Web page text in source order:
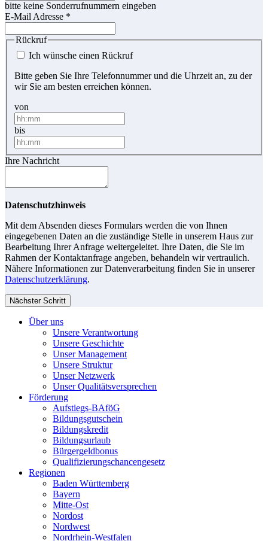
bitte keine Sonderrufnummern eingeben
E-Mail Adresse *
Rückruf
Ich wünsche einen Rückruf
Bitte geben Sie Ihre Telefonnummer und die Uhrzeit an, zu der
wir Sie am besten erreichen können.
von
bis
Ihre Nachricht
Datenschutzhinweis
Mit dem Absenden dieses Formulars werden die von Ihnen
eingegebenen Daten an die zuständige Stelle in unserem Haus zur
Bearbeitung Ihrer Anfrage weitergeleitet. Ihre Daten, die Sie im
Rahmen der Kontaktanfrage angeben, behandeln wir vertraulich.
Nähere Informationen zur Datenverarbeitung finden Sie in unserer
Datenschutzerklärung.
Nächster Schritt
Über uns
Unsere Verantwortung
Unsere Geschichte
Unser Management
Unsere Struktur
Unser Netzwerk
Unser Qualitätsversprechen
Förderung
Aufstiegs-BAföG
Bildungsgutschein
Bildungskredit
Bildungsurlaub
Bürgergeldbonus
Qualifizierungschancengesetz
Regionen
Baden Württemberg
Bayern
Mitte-Ost
Nordost
Nordwest
Nordrhein-Westfalen